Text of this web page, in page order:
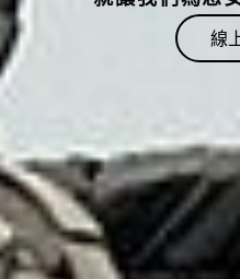
藉由這一切更加認識
另
就讓我們為您
線